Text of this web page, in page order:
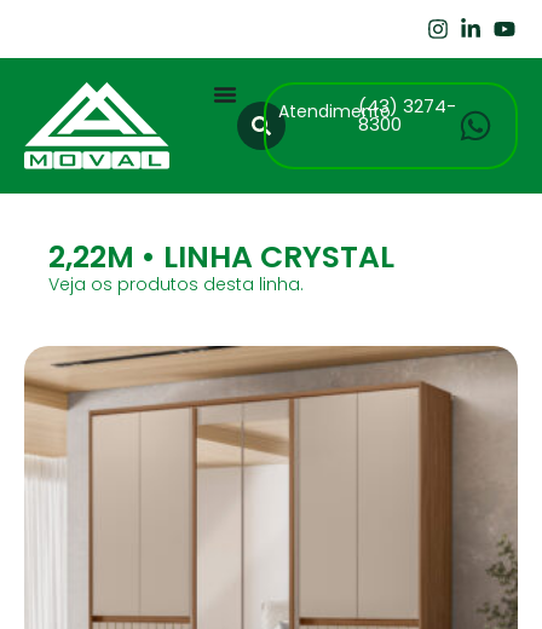
Atendimento(43) 3274-
8300
2,22M • LINHA CRYSTAL
Veja os produtos desta linha.